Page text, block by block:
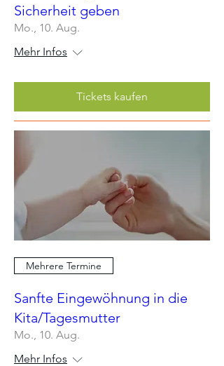
Sicherheit geben
Mo., 10. Aug.
Mehr Infos
Tickets kaufen
Mehrere Termine
Sanfte Eingewöhnung in die
Kita/Tagesmutter
Mo., 10. Aug.
Mehr Infos